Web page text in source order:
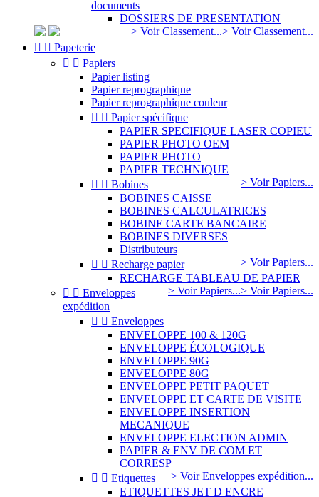
documents
DOSSIERS DE PRESENTATION
> Voir Classement...
> Voir Classement...
  Papeterie
  Papiers
Papier listing
Papier reprographique
Papier reprographique couleur
  Papier spécifique
PAPIER SPECIFIQUE LASER COPIEU
PAPIER PHOTO OEM
PAPIER PHOTO
PAPIER TECHNIQUE
> Voir Papiers...
  Bobines
BOBINES CAISSE
BOBINES CALCULATRICES
BOBINE CARTE BANCAIRE
BOBINES DIVERSES
Distributeurs
> Voir Papiers...
  Recharge papier
RECHARGE TABLEAU DE PAPIER
> Voir Papiers...
> Voir Papiers...
  Enveloppes
expédition
  Enveloppes
ENVELOPPE 100 & 120G
ENVELOPPE ÉCOLOGIQUE
ENVELOPPE 90G
ENVELOPPE 80G
ENVELOPPE PETIT PAQUET
ENVELOPPE ET CARTE DE VISITE
ENVELOPPE INSERTION
MECANIQUE
ENVELOPPE ELECTION ADMIN
PAPIER & ENV DE COM ET
CORRESP
> Voir Enveloppes expédition...
  Etiquettes
ETIQUETTES JET D ENCRE